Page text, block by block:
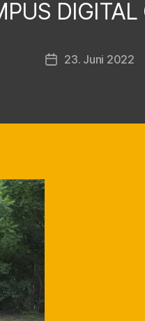
a
t
i
23. Juni 2022